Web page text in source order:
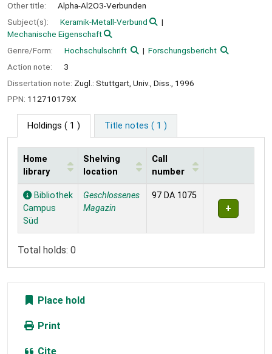
Other title:
Alpha-Al2O3-Verbunden
Subject(s):
Keramik-Metall-Verbund
Mechanische Eigenschaft
Genre/Form:
Hochschulschrift
Forschungsbericht
Action note:
3
Dissertation note: Zugl.: Stuttgart, Univ., Diss., 1996
PPN: 112710179X
Holdings ( 1 ) Title notes ( 1 )
Holdings
Home
library
Shelving
location
Call
number
Bibliothek
Campus
Süd
Geschlossenes
Magazin
97 DA 1075
Total holds: 0
Place hold
Print
Cite